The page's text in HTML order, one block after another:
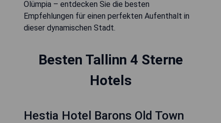
Olümpia – entdecken Sie die besten
Empfehlungen für einen perfekten Aufenthalt in
dieser dynamischen Stadt.
Besten Tallinn 4 Sterne
Hotels
Hestia Hotel Barons Old Town